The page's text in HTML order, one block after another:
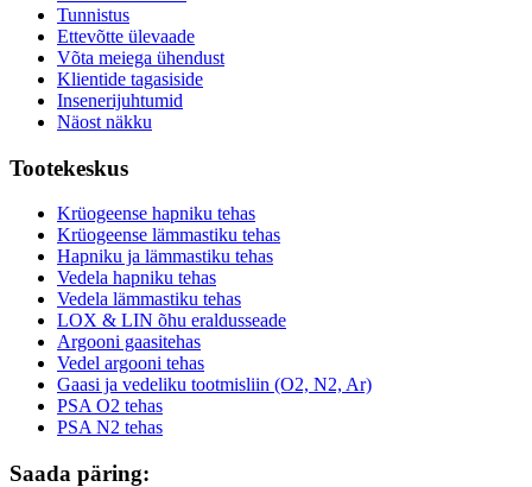
Tunnistus
Ettevõtte ülevaade
Võta meiega ühendust
Klientide tagasiside
Insenerijuhtumid
Näost näkku
Tootekeskus
Krüogeense hapniku tehas
Krüogeense lämmastiku tehas
Hapniku ja lämmastiku tehas
Vedela hapniku tehas
Vedela lämmastiku tehas
LOX & LIN õhu eraldusseade
Argooni gaasitehas
Vedel argooni tehas
Gaasi ja vedeliku tootmisliin (O2, N2, Ar)
PSA O2 tehas
PSA N2 tehas
Saada päring: